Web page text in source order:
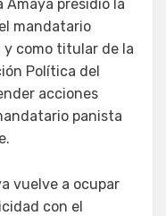
presidió la
mandatario
y como titular de la
Política del
acciones
panista
vuelve a ocupar
con el